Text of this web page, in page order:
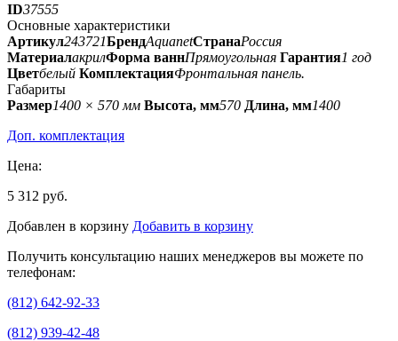
ID37555
Основные характеристики
Артикул243721БрендAquanetСтранаРоссия
МатериалакрилФорма ваннПрямоугольная Гарантия1 год
Цветбелый КомплектацияФронтальная панель.
Габариты
Размер1400 × 570 мм Высота, мм570 Длина, мм1400
Доп. комплектация
Цена:
5 312 руб.
Добавлен в корзину Добавить в корзину
Получить консультацию наших менеджеров вы можете по
телефонам:
(812) 642-92-33
(812) 939-42-48